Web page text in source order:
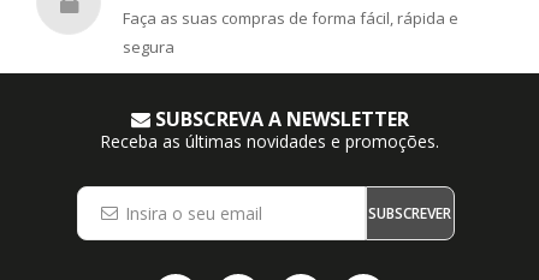
Faça as suas compras de forma fácil, rápida e
segura
SUBSCREVA A NEWSLETTER
Receba as últimas novidades e promoções.
SUBSCREVER